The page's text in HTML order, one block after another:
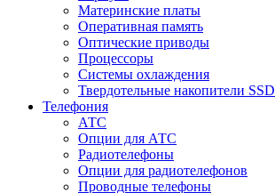
Материнские платы
Оперативная память
Оптические приводы
Процессоры
Системы охлаждения
Твердотельные накопители SSD
Телефония
АТС
Опции для АТС
Радиотелефоны
Опции для радиотелефонов
Проводные телефоны